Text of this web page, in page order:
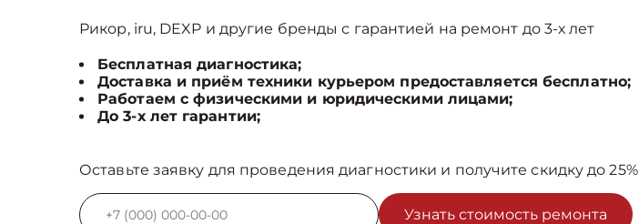
Рикор, iru, DEXP и другие бренды с гарантией на ремонт до 3-х лет
Бесплатная диагностика;
Доставка и приём техники курьером предоставляется бесплатно;
Работаем с физическими и юридическими лицами;
До 3-х лет гарантии;
Оставьте заявку для проведения диагностики и получите скидку до 25%
Узнать стоимость ремонта